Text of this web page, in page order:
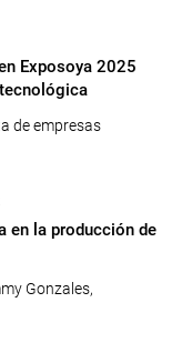
Exposoya 2025
de empresas
en la producción de
Gonzales,